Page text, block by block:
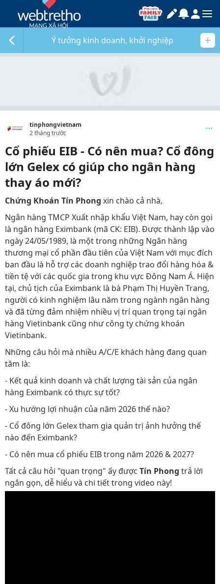
Ý tưởng kinh doanh, khởi nghiệp
tinphongvietnam
2 tháng trước
Cổ phiếu EIB - Có nên mua? Cổ đông
lớn Gelex có giúp cho ngân hàng
thay áo mới?
Chứng Khoán Tín Phong xin chào cả nhà,
Ngân hàng TMCP Xuất nhập khẩu Việt Nam, hay còn gọi
là ngân hàng Eximbank (mã CK: EIB). Được thành lập vào
ngày 24/05/1989, là một trong những Ngân hàng
thương mại cổ phần đầu tiên của Việt Nam với mục đích
ban đầu là hỗ trợ các doanh nghiệp trao đổi hàng hóa &
tiền tệ với các quốc gia trong khu vực Đông Nam Á. Hiện
tại, chủ tịch của Eximbank là bà Phạm Thị Huyền Trang,
người có kinh nghiệm lâu năm trong ngành ngân hàng
và đã từng đảm nhiệm nhiều vị trí quan trọng tại ngân
hàng Vietinbank cũng như công ty chứng khoán
Vietinbank.
Những câu hỏi mà nhiều A/C/E khách hàng đang quan
tâm là:
- Kết quả kinh doanh và chất lượng tài sản của ngân
hàng Eximbank có thực sự tốt?
- Xu hướng lợi nhuận của năm 2026 thế nào?
- Cổ đông lớn Gelex tham gia quản trị ảnh hưởng thế
nào đến Eximbank?
- Có nên mua cổ phiếu EIB trong năm 2026 & 2027?
Tất cả câu hỏi "quan trọng" ấy được Tín Phong trả lời
ngắn gọn, dễ hiểu và chi tiết trong video này!